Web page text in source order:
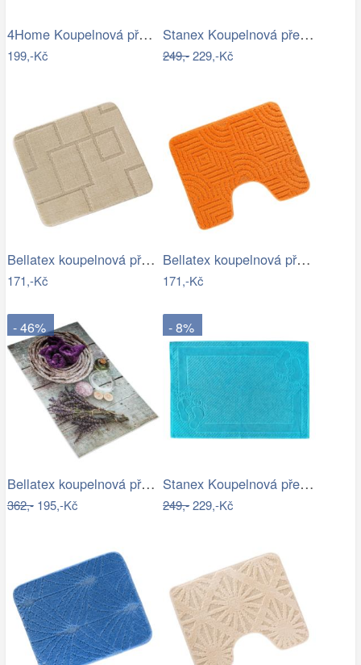
4Home Koupelnová předložka Infinity, 40…
199,-Kč
Stanex Koupelnová předložka Mexico…
249,-229,-Kč
Bellatex koupelnová předložka BANY…
171,-Kč
Bellatex koupelnová předložka BANY…
171,-Kč
- 46%
Bellatex koupelnová předložka 3D tisk…
362,-195,-Kč
- 8%
Stanex Koupelnová předložka Mexico…
249,-229,-Kč